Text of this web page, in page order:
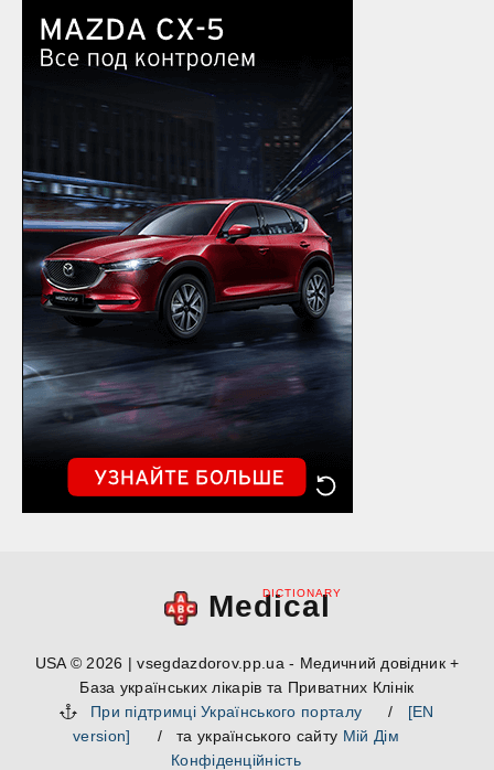
Medical
DICTIONARY
USA © 2026 | vsegdazdorov.pp.ua - Медичний довідник +
База українських лікарів та Приватних Клінік
При підтримці Українського порталу
/ [EN
version]
/ та українського сайту Мій Дім
Конфіденційність